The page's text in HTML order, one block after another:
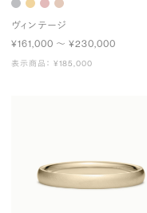
ヴィンテージ
¥161,000 〜 ¥230,000
表示商品： ¥185,000